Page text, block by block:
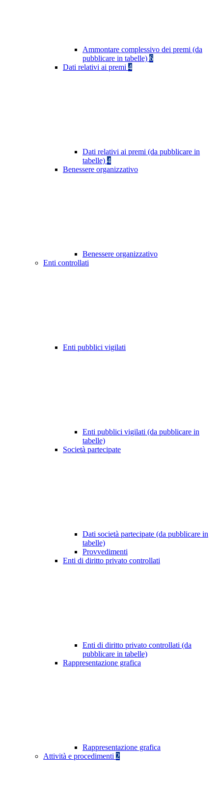
Ammontare complessivo dei premi (da
pubblicare in tabelle) 6
Dati relativi ai premi 4
Dati relativi ai premi (da pubblicare in
tabelle) 4
Benessere organizzativo
Benessere organizzativo
Enti controllati
Enti pubblici vigilati
Enti pubblici vigilati (da pubblicare in
tabelle)
Società partecipate
Dati società partecipate (da pubblicare in
tabelle)
Provvedimenti
Enti di diritto privato controllati
Enti di diritto privato controllati (da
pubblicare in tabelle)
Rappresentazione grafica
Rappresentazione grafica
Attività e procedimenti 2